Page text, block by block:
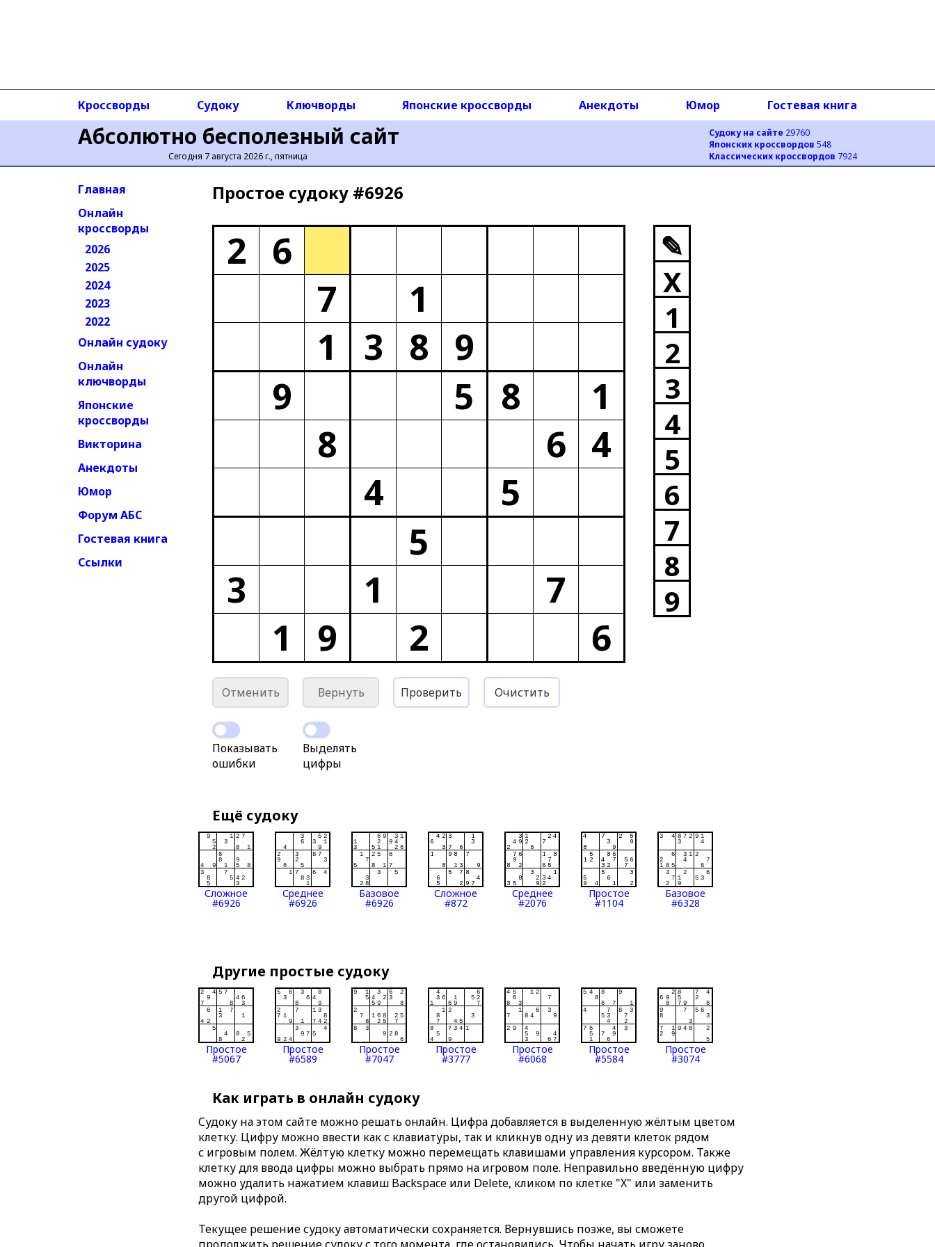
Абсолютно бесполезный сайт
Сегодня 7 августа 2026 г., пятница
Судоку на сайте 29760
Японских кроссвордов 548
Классических кроссвордов 7924
Кроссворды Судоку Ключворды Японские кроссворды Анекдоты Юмор Гостевая книга
Главная
Онлайн
кроссворды
2026
2025
2024
2023
2022
Онлайн судоку
Онлайн
ключворды
Японские
кроссворды
Викторина
Анекдоты
Юмор
Форум АБС
Гостевая книга
Ссылки
Простое cудоку #6926
2 6
7
1
1
3 8 9
9
5 8
1
8
6 4
4
5
5
3
1
7
1
9 2 6
✎
X
1
2
3
4
5
6
7
8
9
Отменить Вернуть Проверить Очистить
Показывать
ошибки
Выделять
цифры
Ещё судоку
Сложное
#6926
Среднее
#6926
Базовое
#6926
Сложное
#872
Среднее
#2076
Простое
#1104
Базовое
#6328
Другие простые судоку
Простое
#5067
Простое
#6589
Простое
#7047
Простое
#3777
Простое
#6068
Простое
#5584
Простое
#3074
Как играть в онлайн судоку
Судоку на этом сайте можно решать онлайн. Цифра добавляется в выделенную жёлтым цветом
клетку. Цифру можно ввести как с клавиатуры, так и кликнув одну из девяти клеток рядом
с игровым полем. Жёлтую клетку можно перемещать клавишами управления курсором. Также
клетку для ввода цифры можно выбрать прямо на игровом поле. Неправильно введённую цифру
можно удалить нажатием клавиш Backspace или Delete, кликом по клетке "X" или заменить
другой цифрой.
Текущее решение судоку автоматически сохраняется. Вернувшись позже, вы сможете